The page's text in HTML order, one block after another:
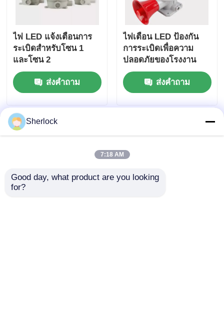
ไฟ LED แจ้งเตือนการ
ระเบิดสำหรับโซน 1
และโซน 2
ส่งคำถาม
ไฟเตือน LED ป้องกัน
การระเบิดเพื่อความ
ปลอดภัยของโรงงาน
ส่งคำถาม
Sherlock
7:18 AM
Good day, what product are you looking
for?